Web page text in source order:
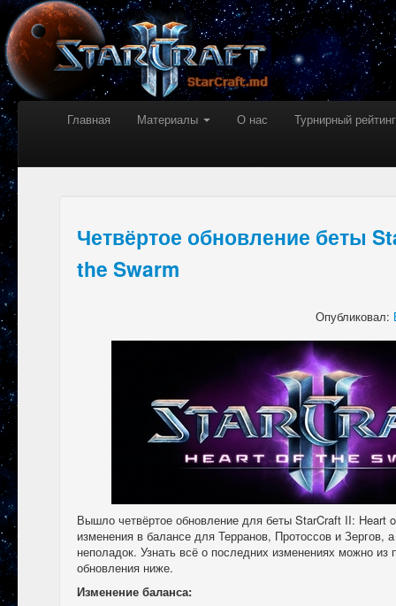
Главная Материалы О нас Турнирный рейтинг
Четвёртое обновление беты
the Swarm
Опубликовал:
Вышло четвёртое обновление для беты StarCraft II: Heart
изменения в балансе для Терранов, Протоссов и Зергов,
неполадок. Узнать всё о последних изменениях можно из
обновления ниже.
Изменение баланса: